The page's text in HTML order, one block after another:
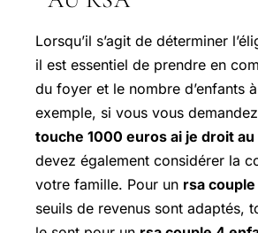
Lorsqu’il s’agit de déterminer
il est essentiel de prendre en
du foyer et le nombre d’enfants
exemple, si vous vous demandez
touche 1000 euros ai je droit au
devez également considérer la
votre famille. Pour un rsa
seuils de revenus sont adaptés,